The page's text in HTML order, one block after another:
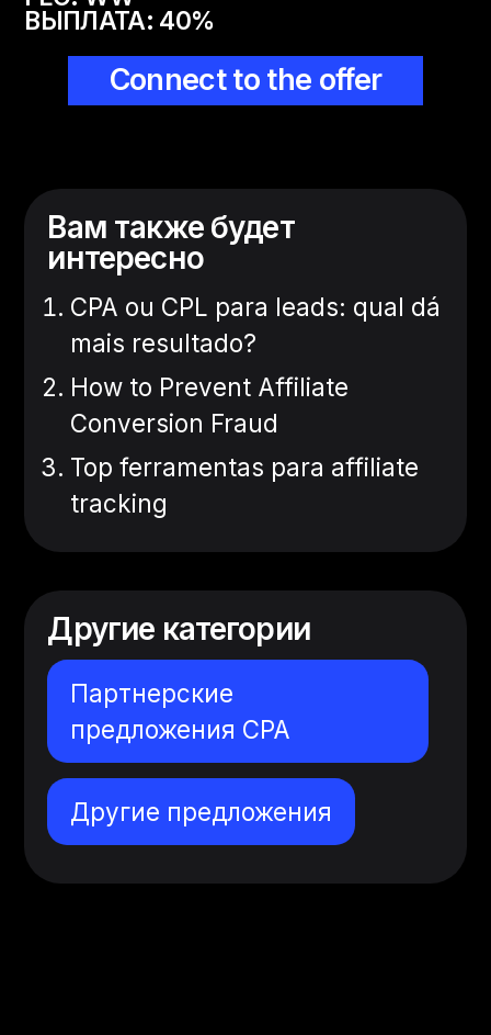
ВЫПЛАТА: 40%
Connect to the offer
Вам также будет
интересно
CPA ou CPL para leads: qual dá
mais resultado?
How to Prevent Affiliate
Conversion Fraud
Top ferramentas para affiliate
tracking
Другие категории
Партнерские
предложения CPA
Другие предложения